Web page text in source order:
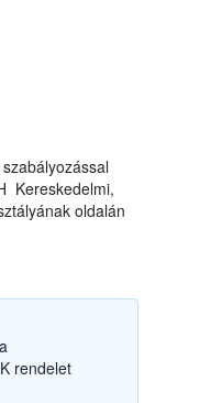
Kereskedelmi,
oldalán
rendelet